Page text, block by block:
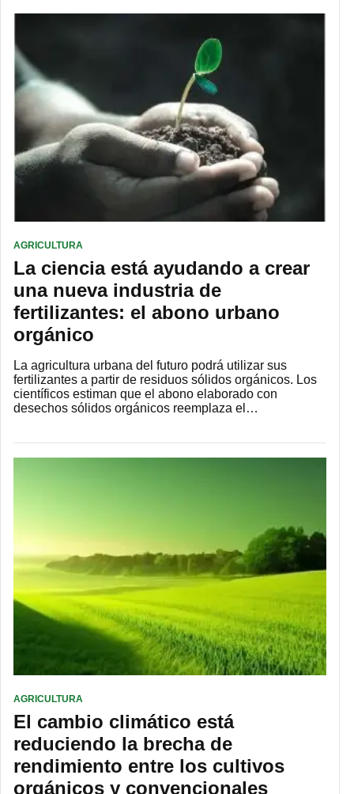
AGRICULTURA
La ciencia está ayudando a crear
una nueva industria de
fertilizantes: el abono urbano
orgánico
La agricultura urbana del futuro podrá utilizar sus
fertilizantes a partir de residuos sólidos orgánicos. Los
científicos estiman que el abono elaborado con
desechos sólidos orgánicos reemplaza el…
AGRICULTURA
El cambio climático está
reduciendo la brecha de
rendimiento entre los cultivos
orgánicos y convencionales